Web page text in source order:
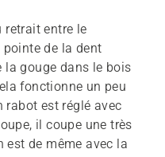
retrait entre le
de la dent
la gouge dans le bois
fonctionne un peu
rabot est réglé avec
il coupe une très
est de même avec la